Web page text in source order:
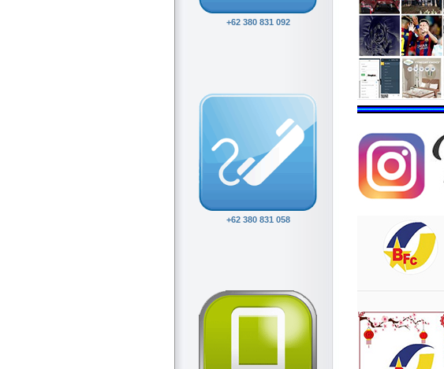
+62 380 831 092
+62 380 831 058